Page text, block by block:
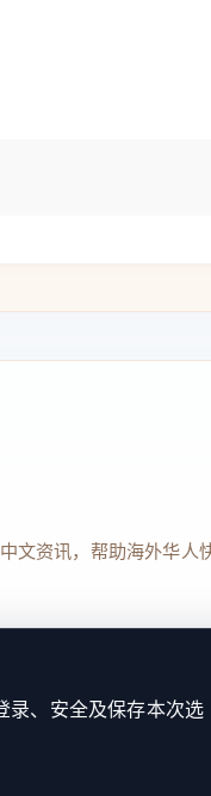
着在美国
予以完
文资讯，帮助海外华人
权利说明，以提升品牌
录、安全及保存本次选